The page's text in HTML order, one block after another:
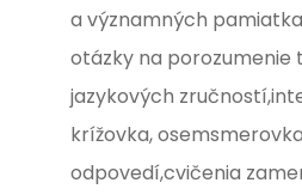
a významných
otázky na porozumenie
jazykových
krížovka,
odpovedí,cvičenia